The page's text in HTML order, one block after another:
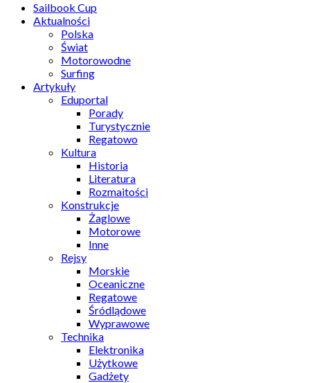
Sailbook Cup
Aktualności
Polska
Świat
Motorowodne
Surfing
Artykuły
Eduportal
Porady
Turystycznie
Regatowo
Kultura
Historia
Literatura
Rozmaitości
Konstrukcje
Żaglowe
Motorowe
Inne
Rejsy
Morskie
Oceaniczne
Regatowe
Śródlądowe
Wyprawowe
Technika
Elektronika
Użytkowe
Gadżety